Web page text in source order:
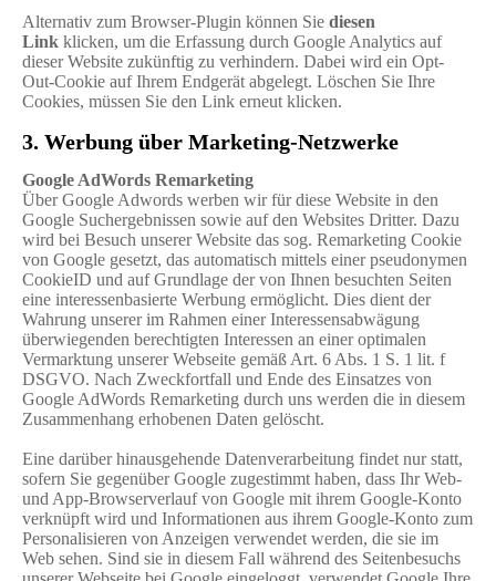
Alternativ zum Browser-Plugin können Sie diesen
Link klicken, um die Erfassung durch Google Analytics auf
dieser Website zukünftig zu verhindern. Dabei wird ein Opt-
Out-Cookie auf Ihrem Endgerät abgelegt. Löschen Sie Ihre
Cookies, müssen Sie den Link erneut klicken.
3. Werbung über Marketing-Netzwerke
Google AdWords Remarketing
Über Google Adwords werben wir für diese Website in den
Google Suchergebnissen sowie auf den Websites Dritter. Dazu
wird bei Besuch unserer Website das sog. Remarketing Cookie
von Google gesetzt, das automatisch mittels einer pseudonymen
CookieID und auf Grundlage der von Ihnen besuchten Seiten
eine interessenbasierte Werbung ermöglicht. Dies dient der
Wahrung unserer im Rahmen einer Interessensabwägung
überwiegenden berechtigten Interessen an einer optimalen
Vermarktung unserer Webseite gemäß Art. 6 Abs. 1 S. 1 lit. f
DSGVO. Nach Zweckfortfall und Ende des Einsatzes von
Google AdWords Remarketing durch uns werden die in diesem
Zusammenhang erhobenen Daten gelöscht.
Eine darüber hinausgehende Datenverarbeitung findet nur statt,
sofern Sie gegenüber Google zugestimmt haben, dass Ihr Web-
und App-Browserverlauf von Google mit ihrem Google-Konto
verknüpft wird und Informationen aus ihrem Google-Konto zum
Personalisieren von Anzeigen verwendet werden, die sie im
Web sehen. Sind sie in diesem Fall während des Seitenbesuchs